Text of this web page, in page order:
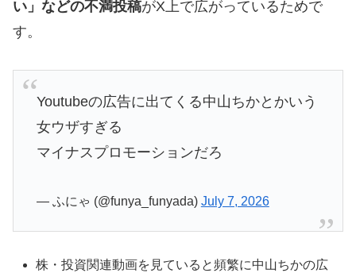
い」などの不満投稿がX上で広がっているためで
す。
Youtubeの広告に出てくる中山ちかとかいう
女ウザすぎる
マイナスプロモーションだろ
— ふにゃ (@funya_funyada) July 7, 2026
株・投資関連動画を見ていると頻繁に中山ちかの広